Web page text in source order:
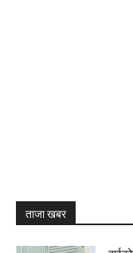
ताजा खबर